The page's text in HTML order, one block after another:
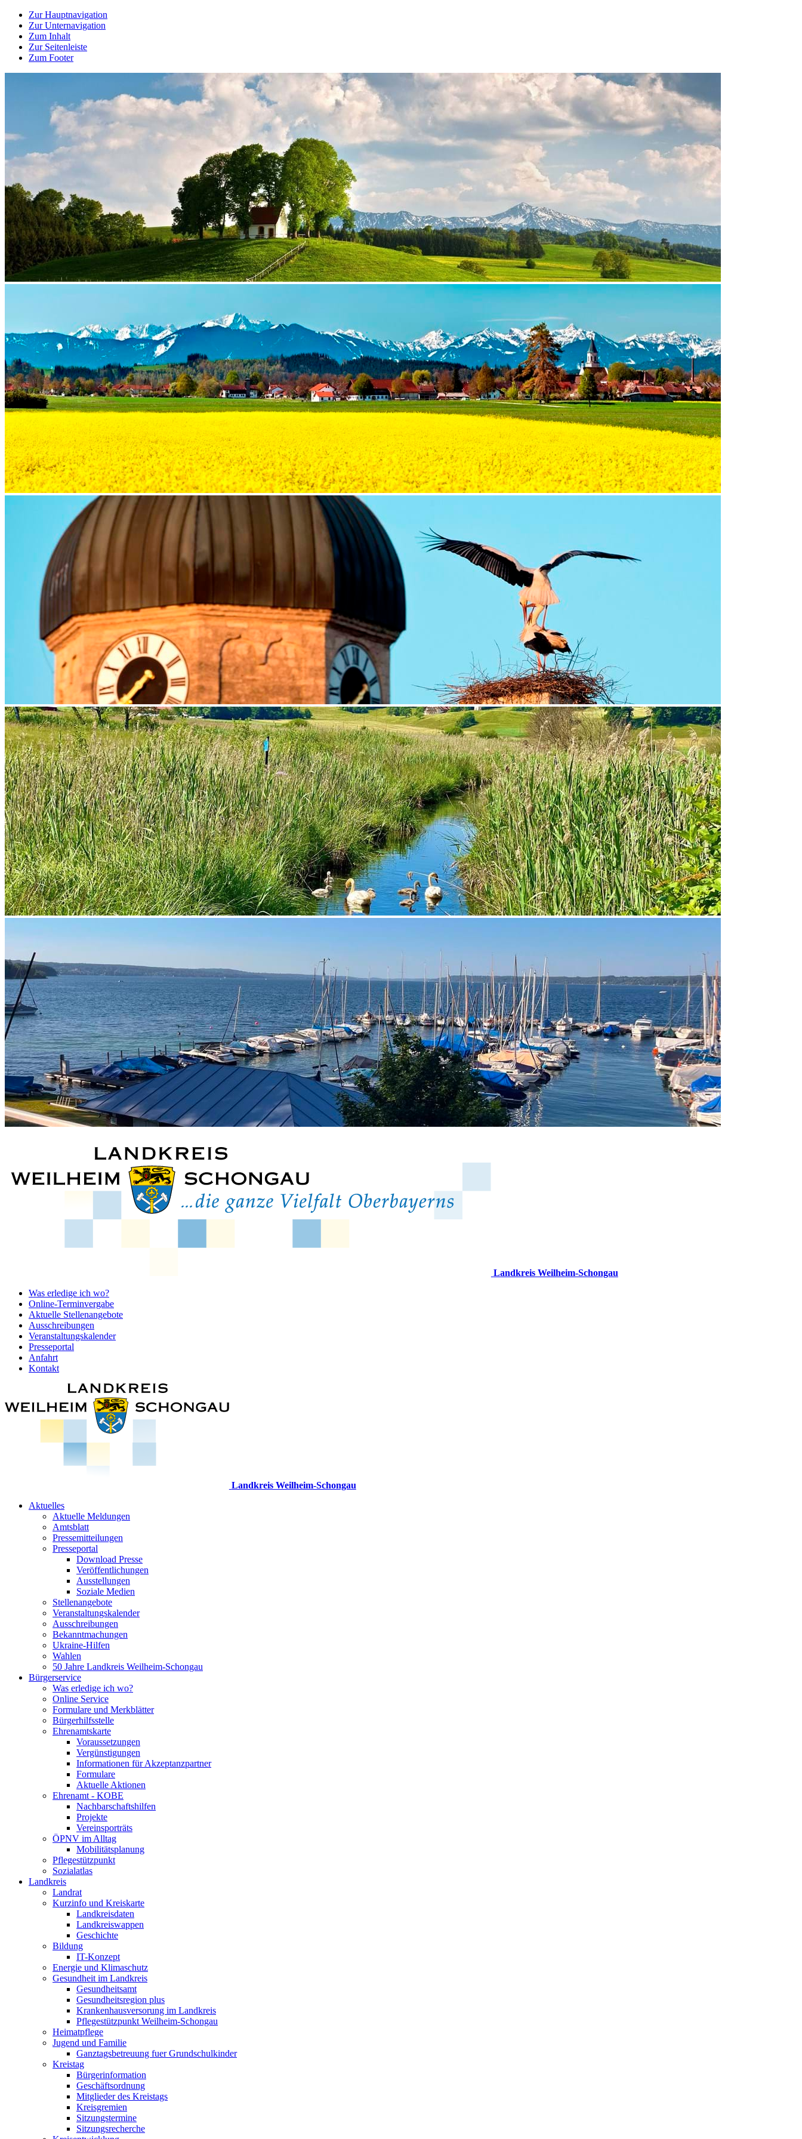
Zur Hauptnavigation
Zur Unternavigation
Zum Inhalt
Zur Seitenleiste
Zum Footer
Landkreis Weilheim-Schongau
Was erledige ich wo?
Online-Terminvergabe
Aktuelle Stellenangebote
Ausschreibungen
Veranstaltungskalender
Presseportal
Anfahrt
Kontakt
Landkreis Weilheim-Schongau
Aktuelles
Aktuelle Meldungen
Amtsblatt
Pressemitteilungen
Presseportal
Download Presse
Veröffentlichungen
Ausstellungen
Soziale Medien
Stellenangebote
Veranstaltungskalender
Ausschreibungen
Bekanntmachungen
Ukraine-Hilfen
Wahlen
50 Jahre Landkreis Weilheim-Schongau
Bürgerservice
Was erledige ich wo?
Online Service
Formulare und Merkblätter
Bürgerhilfsstelle
Ehrenamtskarte
Voraussetzungen
Vergünstigungen
Informationen für Akzeptanzpartner
Formulare
Aktuelle Aktionen
Ehrenamt - KOBE
Nachbarschaftshilfen
Projekte
Vereinsporträts
ÖPNV im Alltag
Mobilitätsplanung
Pflegestützpunkt
Sozialatlas
Landkreis
Landrat
Kurzinfo und Kreiskarte
Landkreisdaten
Landkreiswappen
Geschichte
Bildung
IT-Konzept
Energie und Klimaschutz
Gesundheit im Landkreis
Gesundheitsamt
Gesundheitsregion plus
Krankenhausversorung im Landkreis
Pflegestützpunkt Weilheim-Schongau
Heimatpflege
Jugend und Familie
Ganztagsbetreuung fuer Grundschulkinder
Kreistag
Bürgerinformation
Geschäftsordnung
Mitglieder des Kreistags
Kreisgremien
Sitzungstermine
Sitzungsrecherche